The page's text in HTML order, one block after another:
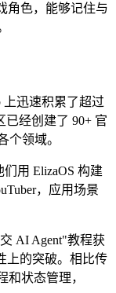
角色，能够记住与
上迅速积累了超过
已经创建了 90+ 官
个领域。
用 ElizaOS 构建
，应用场景
AI Agent"教程获
上的突破。相比传
和状态管理，